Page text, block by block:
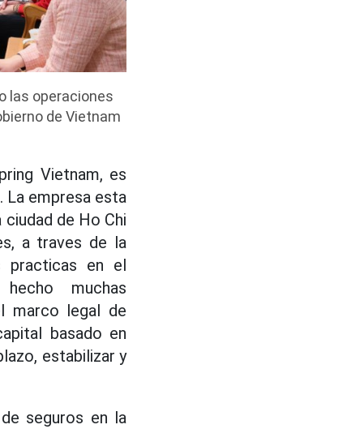
las operaciones
de Vietnam
Vietnam, es
La empresa esta
de Ho Chi
a traves de la
practicas en el
muchas
marco legal de
basado en
estabilizar y
seguros en la